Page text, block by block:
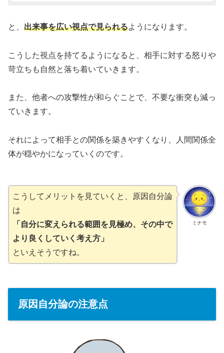
と、 出来事を広い視点で見られるようになります。
こうした視点を持てるようになると、相手に対する怒りや
苛立ちも自然と落ち着いていきます。
また、他者への攻撃性が和らぐことで、不要な衝突も減っ
ていきます。
それによって相手との関係を築きやすくなり、人間関係全
体が穏やかになっていくのです。
ミナモ
こうしてメリットを見ていくと、原因自分論
は
「自分に変えられる範囲を見極め、その中で
より良くしていく考え方」
といえそうですね。
原因自分論の注意点